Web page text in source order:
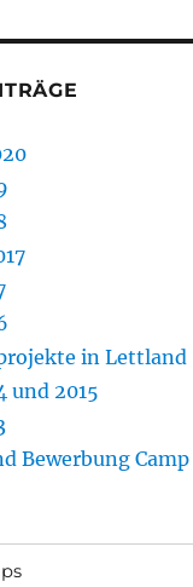
in Lettland
und 2015
Bewerbung Camp